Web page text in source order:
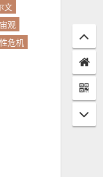
文
观
危机